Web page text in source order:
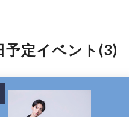
予定イベント(3)